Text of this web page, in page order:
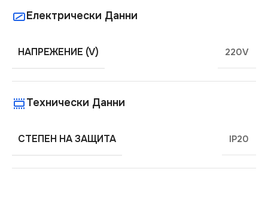
Електрически Данни
НАПРЕЖЕНИЕ (V) 220V
Технически Данни
СТЕПЕН НА ЗАЩИТА IP20